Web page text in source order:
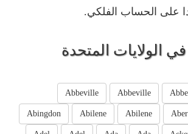
على الحساب الفلكي.
الولايات المتحدة
Abbeville
Abbeville
Abilene
Abilene
Abingdon